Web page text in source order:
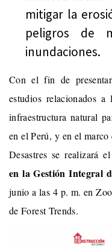
mitigar la
peligros de
inundaciones.
Con el fin de
estudios relacionados
infraestructura natural
en el Perú, y en el
Desastres se realizará
en la Gestión Integral
junio a las 4 p. m. en
de Forest Trends.